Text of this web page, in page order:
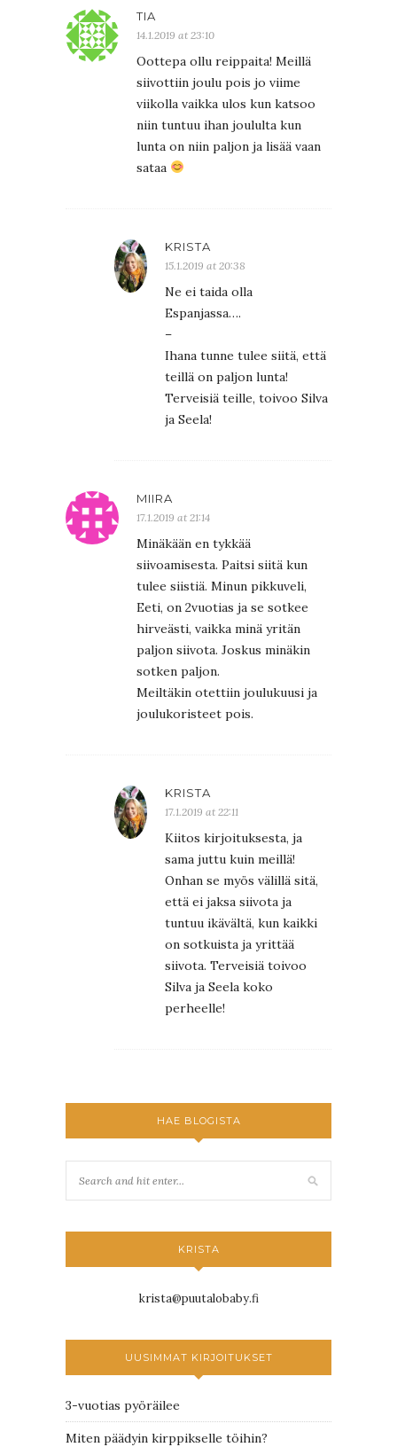
TIA
14.1.2019 at 23:10
Oottepa ollu reippaita! Meillä
siivottiin joulu pois jo viime
viikolla vaikka ulos kun katsoo
niin tuntuu ihan joululta kun
lunta on niin paljon ja lisää vaan
sataa
KRISTA
15.1.2019 at 20:38
Ne ei taida olla
Espanjassa….
–
Ihana tunne tulee siitä, että
teillä on paljon lunta!
Terveisiä teille, toivoo Silva
ja Seela!
MIIRA
17.1.2019 at 21:14
Minäkään en tykkää
siivoamisesta. Paitsi siitä kun
tulee siistiä. Minun pikkuveli,
Eeti, on 2vuotias ja se sotkee
hirveästi, vaikka minä yritän
paljon siivota. Joskus minäkin
sotken paljon.
Meiltäkin otettiin joulukuusi ja
joulukoristeet pois.
KRISTA
17.1.2019 at 22:11
Kiitos kirjoituksesta, ja
sama juttu kuin meillä!
Onhan se myös välillä sitä,
että ei jaksa siivota ja
tuntuu ikävältä, kun kaikki
on sotkuista ja yrittää
siivota. Terveisiä toivoo
Silva ja Seela koko
perheelle!
HAE BLOGISTA
KRISTA
krista@puutalobaby.fi
UUSIMMAT KIRJOITUKSET
3-vuotias pyöräilee
Miten päädyin kirppikselle töihin?